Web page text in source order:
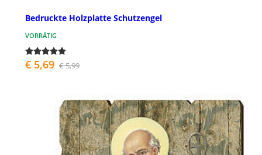
Bedruckte Holzplatte Schutzengel
VORRÄTIG
€ 5,69 € 5,99